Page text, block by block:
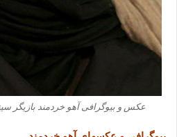
عکس و بیوگرافی آهو خردمند بازیگر